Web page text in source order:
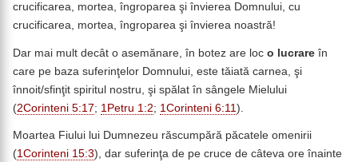
crucificarea, mortea, îngroparea şi învierea Domnului, cu
crucificarea, mortea, îngroparea şi învierea noastră!
Dar mai mult decât o asemănare, în botez are loc o lucrare în
care pe baza suferinţelor Domnului, este tăiată carnea, şi
înnoit/sfinţit spiritul nostru, şi spălat în sângele Mielului
(2Corinteni 5:17; 1Petru 1:2; 1Corinteni 6:11 ).
Moartea Fiului lui Dumnezeu răscumpără păcatele omenirii
(1Corinteni 15:3), dar suferinţa de pe cruce de câteva ore înainte